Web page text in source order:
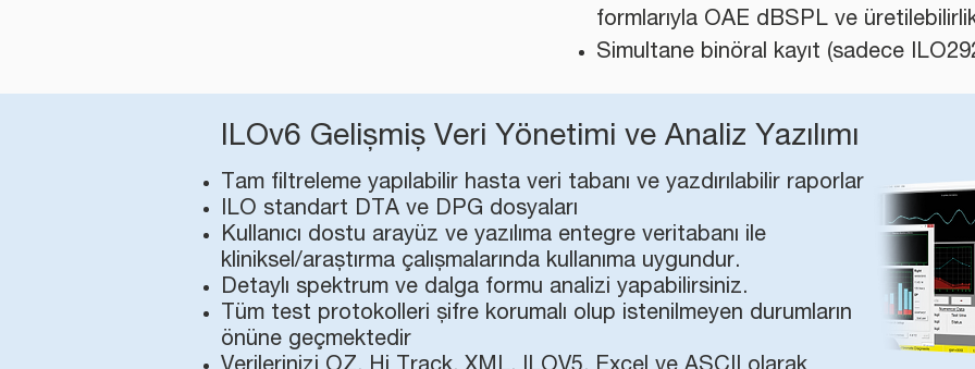
formlarıyla OAE dBSPL ve
Simultane binöral kayıt (sadece
ILOv6 Gelişmiş Veri Yönetimi ve Analiz Yazılımı
Tam filtreleme yapılabilir hasta veri tabanı ve yazdırılabilir raporlar
ILO standart DTA ve DPG dosyaları
Kullanıcı dostu arayüz ve yazılıma entegre veritabanı ile
kliniksel/araştırma çalışmalarında kullanıma uygundur.
Detaylı spektrum ve dalga formu analizi yapabilirsiniz.
Tüm test protokolleri şifre korumalı olup istenilmeyen durumların
önüne geçmektedir